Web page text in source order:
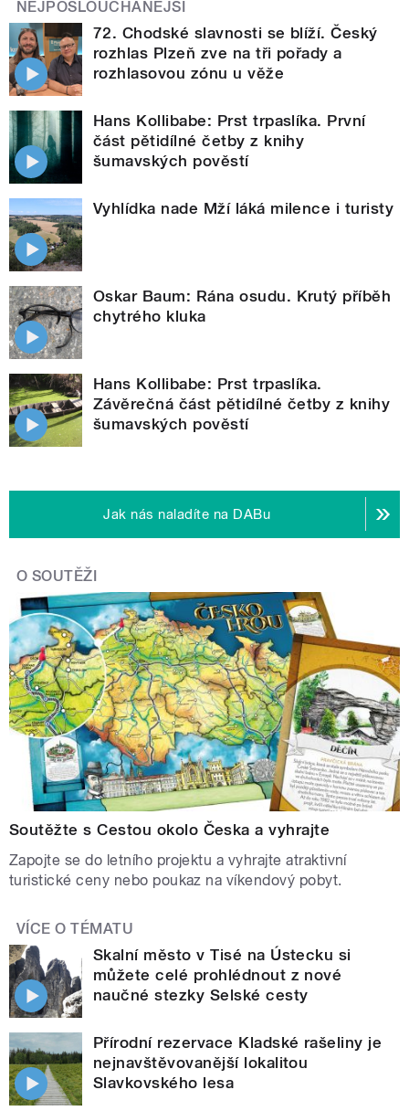
NEJPOSLOUCHANĚJŠÍ
72. Chodské slavnosti se blíží. Český
rozhlas Plzeň zve na tři pořady a
rozhlasovou zónu u věže
Hans Kollibabe: Prst trpaslíka. První
část pětidílné četby z knihy
šumavských pověstí
Vyhlídka nade Mží láká milence i turisty
Oskar Baum: Rána osudu. Krutý příběh
chytrého kluka
Hans Kollibabe: Prst trpaslíka.
Závěrečná část pětidílné četby z knihy
šumavských pověstí
Jak nás naladíte na DABu
O SOUTĚŽI
Soutěžte s Cestou okolo Česka a vyhrajte
Zapojte se do letního projektu a vyhrajte atraktivní
turistické ceny nebo poukaz na víkendový pobyt.
VÍCE O TÉMATU
Skalní město v Tisé na Ústecku si
můžete celé prohlédnout z nové
naučné stezky Selské cesty
Přírodní rezervace Kladské rašeliny je
nejnavštěvovanější lokalitou
Slavkovského lesa